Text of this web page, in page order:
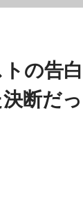
の告
断だっ